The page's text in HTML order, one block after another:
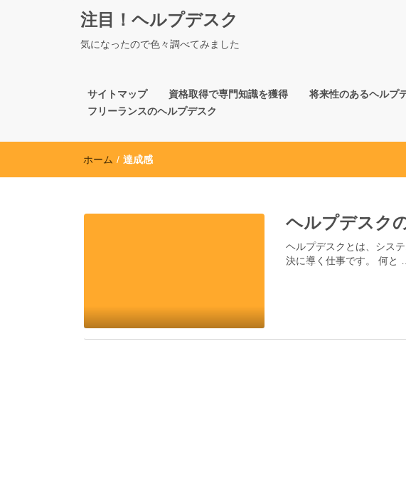
注目！ヘルプデスク
気になったので色々調べてみました
サイトマップ 資格取得で専門知識を獲得 将来性のあるヘルプ
フリーランスのヘルプデスク
ホーム / 達成感
ヘルプデスク
ヘルプデスクとは、シス
決に導く仕事です。 何と …